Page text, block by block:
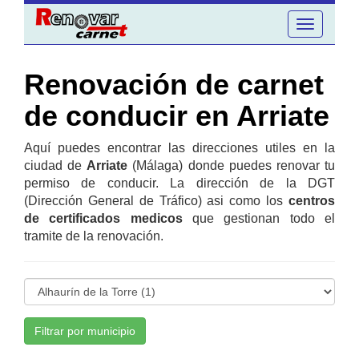
Toggle
navigation
Renovación de carnet
de conducir en Arriate
Aquí puedes encontrar las direcciones utiles en la
ciudad de Arriate (Málaga) donde puedes renovar tu
permiso de conducir. La dirección de la DGT
(Dirección General de Tráfico) asi como los centros
de certificados medicosque gestionan todo el
tramite de la renovación.
Filtrar por municipio